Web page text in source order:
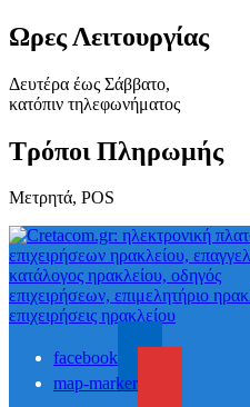
Ωρες Λειτουργίας
Δευτέρα έως Σάββατο,
κατόπιν τηλεφωνήματος
Τρόποι Πληρωμής
Μετρητά, POS
facebook
map-marker